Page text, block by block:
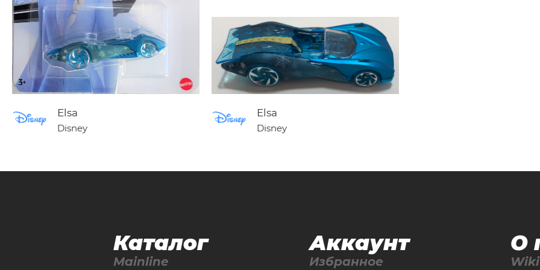
Elsa
Disney
Elsa
Disney
Каталог
Mainline
Аккаунт
Избранное
О
Wiki